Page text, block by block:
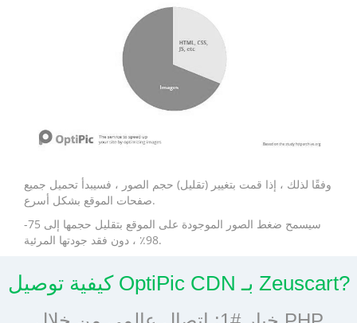
وفقًا لذلك ، إذا قمت بتغيير (تقليل) حجم الصور ، فسيبدأ تحميل جميع
صفحات الموقع بشكل أسرع.
سيسمح ضغط الصور الموجودة على الموقع بتقليل حجمها إلى 75-
98٪ ، دون فقد جودتها المرئية.
كيفية توصيل OptiPic CDN بـ Zeuscart?